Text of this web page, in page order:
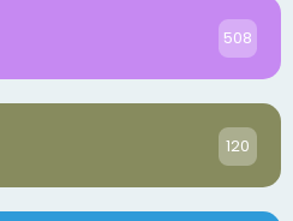
508
120